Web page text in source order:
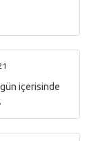
içerisinde